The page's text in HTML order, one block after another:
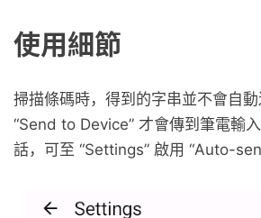
使用細節
掃描條碼時，得到的字串並不會自
“Send to Device” 才會傳到筆電輸
話，可至 “Settings” 啟用 “Auto-